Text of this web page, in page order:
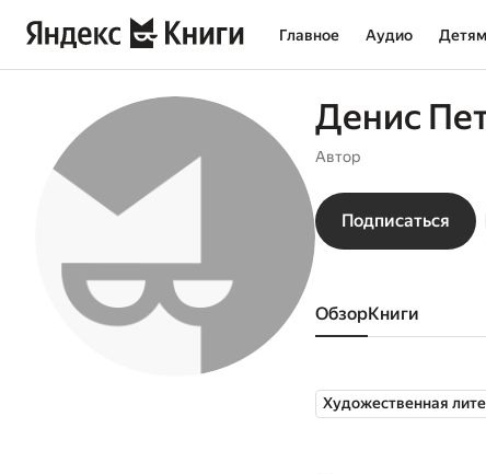
Главное Аудио Детям
Денис
Автор
Подписаться
Обзор книги
Художественная